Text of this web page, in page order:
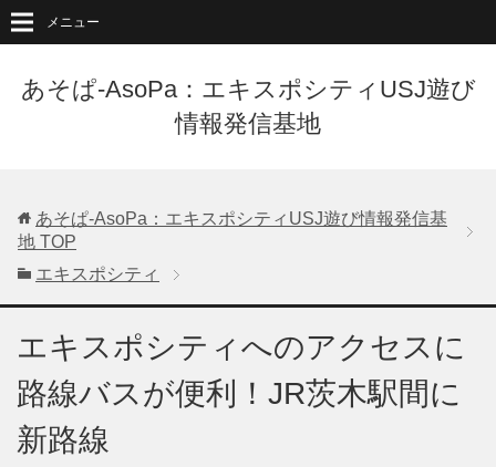
あそぱ-AsoPa：エキスポシティUSJ遊び
情報発信基地
メニュー
あそぱ-AsoPa：エキスポシティUSJ遊び情報発信基
地 TOP
エキスポシティ
エキスポシティへのアクセスに
路線バスが便利！JR茨木駅間に
新路線